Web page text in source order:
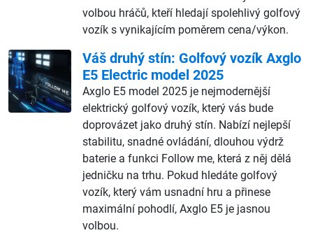
volbou hráčů, kteří hledají spolehlivý golfový
vozík s vynikajícím poměrem cena/výkon.
Váš druhý stín: Golfový vozík Axglo
E5 Electric model 2025
Axglo E5 model 2025 je nejmodernější
elektrický golfový vozík, který vás bude
doprovázet jako druhý stín. Nabízí nejlepší
stabilitu, snadné ovládání, dlouhou výdrž
baterie a funkci Follow me, která z něj dělá
jedničku na trhu. Pokud hledáte golfový
vozík, který vám usnadní hru a přinese
maximální pohodlí, Axglo E5 je jasnou
volbou.